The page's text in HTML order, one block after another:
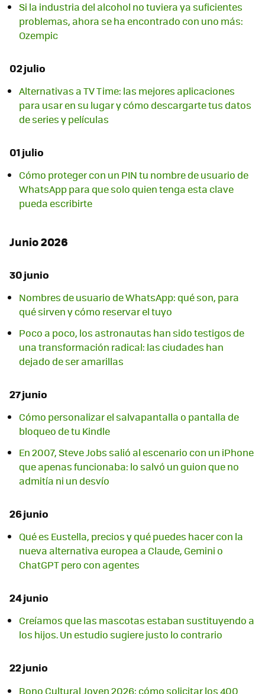
Si la industria del alcohol no tuviera ya suficientes
problemas, ahora se ha encontrado con uno más:
Ozempic
02 julio
Alternativas a TV Time: las mejores aplicaciones
para usar en su lugar y cómo descargarte tus datos
de series y películas
01 julio
Cómo proteger con un PIN tu nombre de usuario de
WhatsApp para que solo quien tenga esta clave
pueda escribirte
Junio 2026
30 junio
Nombres de usuario de WhatsApp: qué son, para
qué sirven y cómo reservar el tuyo
Poco a poco, los astronautas han sido testigos de
una transformación radical: las ciudades han
dejado de ser amarillas
27 junio
Cómo personalizar el salvapantalla o pantalla de
bloqueo de tu Kindle
En 2007, Steve Jobs salió al escenario con un iPhone
que apenas funcionaba: lo salvó un guion que no
admitía ni un desvío
26 junio
Qué es Eustella, precios y qué puedes hacer con la
nueva alternativa europea a Claude, Gemini o
ChatGPT pero con agentes
24 junio
Creíamos que las mascotas estaban sustituyendo a
los hijos. Un estudio sugiere justo lo contrario
22 junio
Bono Cultural Joven 2026: cómo solicitar los 400